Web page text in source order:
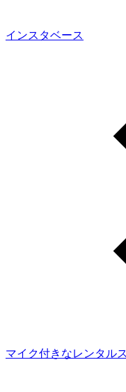
インスタベース
マイク付きなレンタル